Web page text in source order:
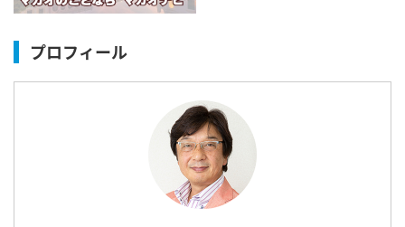
プロフィール